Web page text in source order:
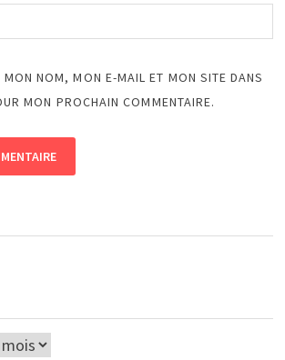
MON NOM, MON E-MAIL ET MON SITE DANS
MON PROCHAIN COMMENTAIRE.